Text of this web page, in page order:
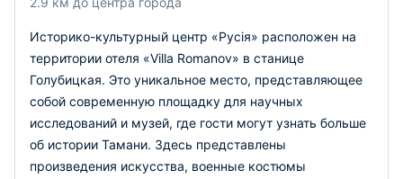
Историко-культурный центр «Русiя» расположен на
территории отеля «Villa Romanov» в станице
Голубицкая. Это уникальное место, представляющее
собой современную площадку для научных
исследований и музей, где гости могут узнать больше
об истории Тамани. Здесь представлены
произведения искусства, военные костюмы